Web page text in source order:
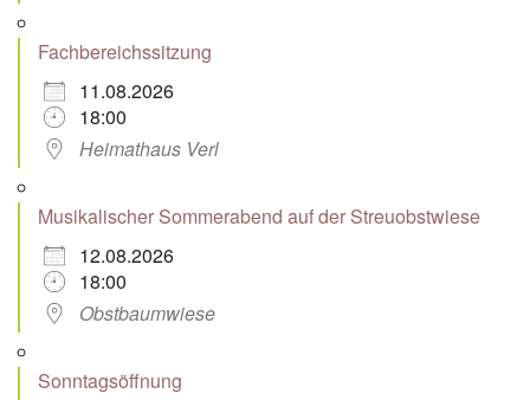
Fachbereichssitzung
11.08.2026
18:00
Heimathaus Verl
Musikalischer Sommerabend auf der Streuobstwiese
12.08.2026
18:00
Obstbaumwiese
Sonntagsöffnung